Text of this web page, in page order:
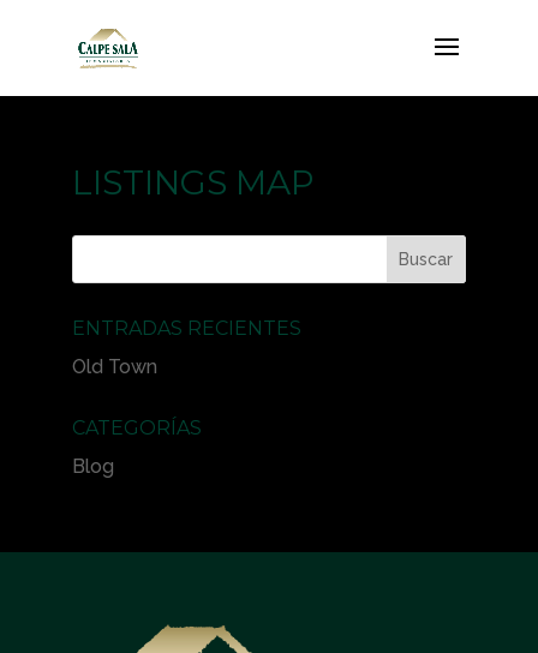
LISTINGS MAP
ENTRADAS RECIENTES
Old Town
CATEGORÍAS
Blog